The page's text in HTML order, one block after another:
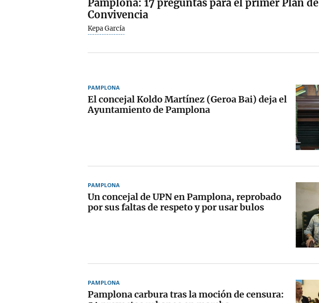
Pamplona: 17 preguntas para el primer Plan de
Convivencia
Kepa García
PAMPLONA
El concejal Koldo Martínez (Geroa Bai) deja el
Ayuntamiento de Pamplona
PAMPLONA
Un concejal de UPN en Pamplona, reprobado
por sus faltas de respeto y por usar bulos
PAMPLONA
Pamplona carbura tras la moción de censura: